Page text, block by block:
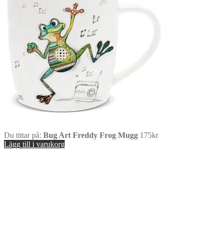
Du tittar på: Bug Art Freddy Frog Mugg 175kr
Lägg till i varukorg